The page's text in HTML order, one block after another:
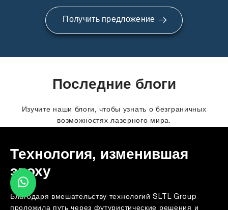
Получить предложение
Последние блоги
Изучите наши блоги, чтобы узнать о безграничных
возможностях лазерного мира.
Технология, изменившая
эпоху
Благодаря вмешательству технологий SLTL Group
проложила путь через футуристические решения и